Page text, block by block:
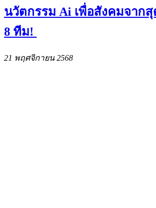
นวัตกรรม Ai เพื่อสังคมจาก
8 ทีม!
21 พฤศจิกายน 2568